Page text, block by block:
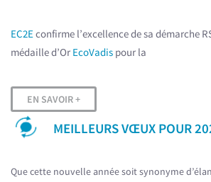
EC2Econfirme l’excellence de sa démarche
médaille d’Or EcoVadis pour la
EN SAVOIR +
MEILLEURS VŒUX POUR
Que cette nouvelle année soit synonyme